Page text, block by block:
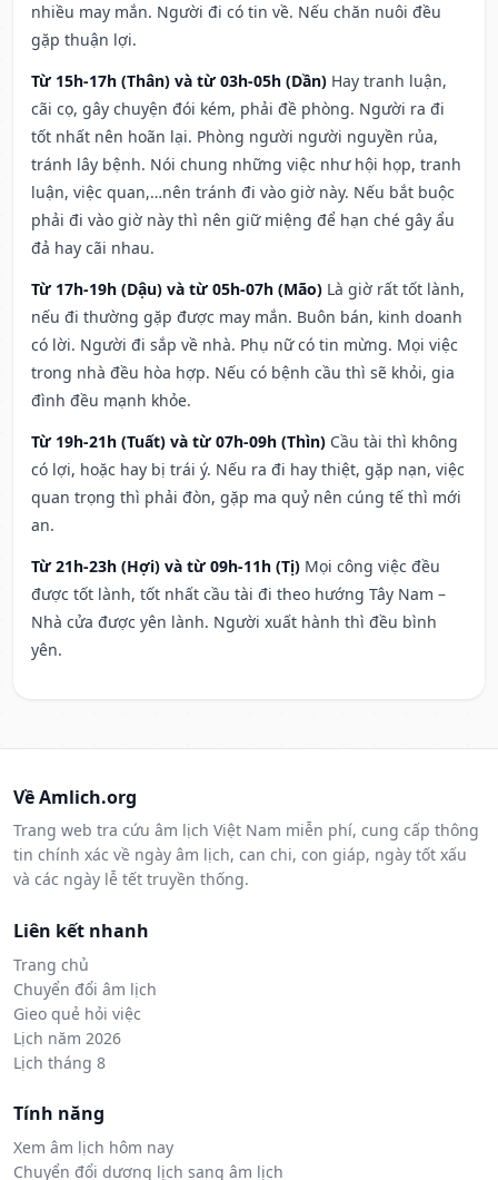
nhiều may mắn. Người đi có tin về. Nếu chăn nuôi đều
gặp thuận lợi.
Từ 15h-17h (Thân) và từ 03h-05h (Dần) Hay tranh luận,
cãi cọ, gây chuyện đói kém, phải đề phòng. Người ra đi
tốt nhất nên hoãn lại. Phòng người người nguyền rủa,
tránh lây bệnh. Nói chung những việc như hội họp, tranh
luận, việc quan,…nên tránh đi vào giờ này. Nếu bắt buộc
phải đi vào giờ này thì nên giữ miệng để hạn ché gây ẩu
đả hay cãi nhau.
Từ 17h-19h (Dậu) và từ 05h-07h (Mão) Là giờ rất tốt lành,
nếu đi thường gặp được may mắn. Buôn bán, kinh doanh
có lời. Người đi sắp về nhà. Phụ nữ có tin mừng. Mọi việc
trong nhà đều hòa hợp. Nếu có bệnh cầu thì sẽ khỏi, gia
đình đều mạnh khỏe.
Từ 19h-21h (Tuất) và từ 07h-09h (Thìn) Cầu tài thì không
có lợi, hoặc hay bị trái ý. Nếu ra đi hay thiệt, gặp nạn, việc
quan trọng thì phải đòn, gặp ma quỷ nên cúng tế thì mới
an.
Từ 21h-23h (Hợi) và từ 09h-11h (Tị) Mọi công việc đều
được tốt lành, tốt nhất cầu tài đi theo hướng Tây Nam –
Nhà cửa được yên lành. Người xuất hành thì đều bình
yên.
Về Amlich.org
Trang web tra cứu âm lịch Việt Nam miễn phí, cung cấp thông
tin chính xác về ngày âm lịch, can chi, con giáp, ngày tốt xấu
và các ngày lễ tết truyền thống.
Liên kết nhanh
Trang chủ
Chuyển đổi âm lịch
Gieo quẻ hỏi việc
Lịch năm 2026
Lịch tháng 8
Tính năng
Xem âm lịch hôm nay
Chuyển đổi dương lịch sang âm lịch